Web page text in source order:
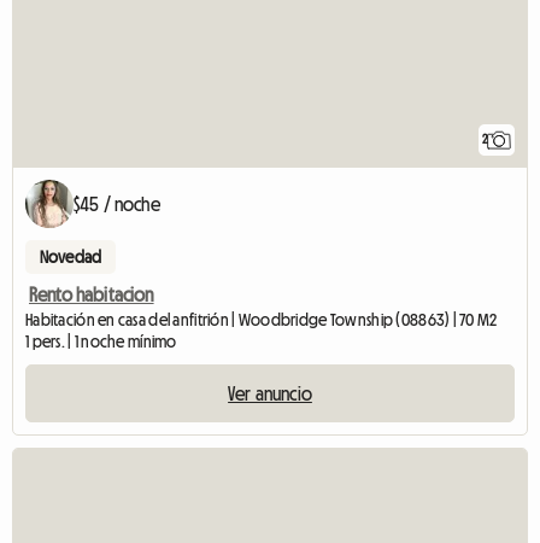
2
$45 / noche
Novedad
Rento habitacion
Habitación en casa del anfitrión | Woodbridge Township (08863) | 70 M2
1 pers. | 1 noche mínimo
Ver anuncio